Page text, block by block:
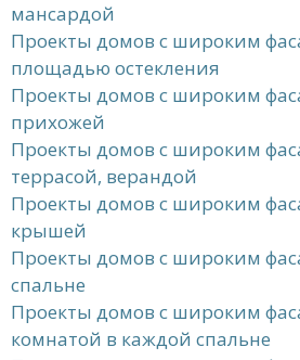
мансардой
Проекты домов с широким
площадью остекления
Проекты домов с широким
прихожей
Проекты домов с широким
террасой, верандой
Проекты домов с широким
крышей
Проекты домов с широким
спальне
Проекты домов с широким
комнатой в каждой спальне